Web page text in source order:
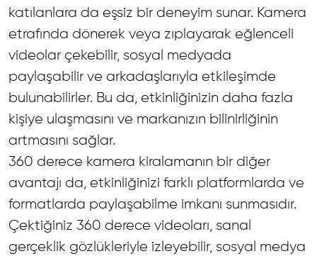
katılanlara da eşsiz bir deneyim sunar. Kamera
etrafında dönerek veya zıplayarak eğlenceli
videolar çekebilir, sosyal medyada
paylaşabilir ve arkadaşlarıyla etkileşimde
bulunabilirler. Bu da, etkinliğinizin daha fazla
kişiye ulaşmasını ve markanızın bilinirliğinin
artmasını sağlar.
360 derece kamera kiralamanın bir diğer
avantajı da, etkinliğinizi farklı platformlarda ve
formatlarda paylaşabilme imkanı sunmasıdır.
Çektiğiniz 360 derece videoları, sanal
gerçeklik gözlükleriyle izleyebilir, sosyal medya